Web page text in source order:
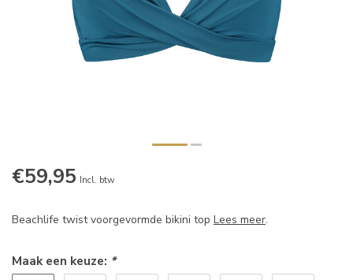
€59,95 Incl. btw
Beachlife twist voorgevormde bikini top Lees meer.
Maak een keuze: *